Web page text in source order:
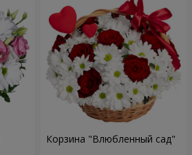
Корзина "Влюбленный сад"